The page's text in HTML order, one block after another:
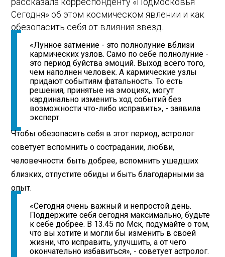
Сегодня» об этом космическом явлении и как
обезопасить себя от влияния звезд.
«Лунное затмение - это полнолуние вблизи
кармических узлов. Само по себе полнолуние -
это период буйства эмоций. Выход всего того,
чем наполнен человек. А кармические узлы
придают событиям фатальность. То есть
решения, принятые на эмоциях, могут
кардинально изменить ход событий без
возможности что-либо исправить», - заявила
эксперт.
Чтобы обезопасить себя в этот период, астролог
советует вспомнить о сострадании, любви,
человечности: быть добрее, вспомнить ушедших
близких, отпустите обиды и быть благодарными за
опыт.
«Сегодня очень важный и непростой день.
Поддержите себя сегодня максимально, будьте
к себе добрее. В 13.45 по Мск, подумайте о том,
что вы хотите и могли бы изменить в своей
жизни, что исправить, улучшить, а от чего
окончательно избавиться», - советует астролог.